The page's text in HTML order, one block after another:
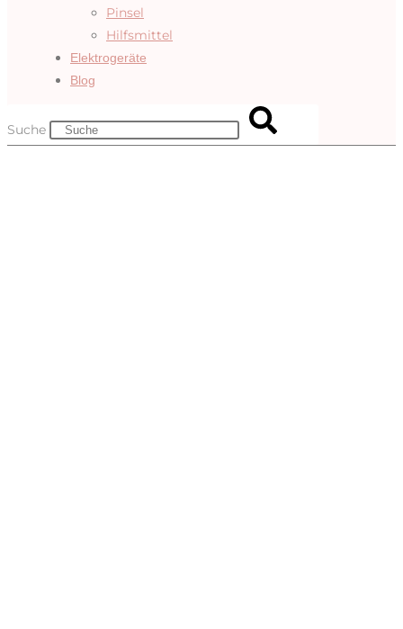
Pinsel
Hilfsmittel
Elektrogeräte
Blog
Suche